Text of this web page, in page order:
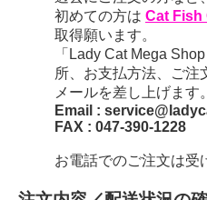
初めての方は Cat Fish
取得願います。
「Lady Cat Mega
所、お支払方法、ご注
メールを差し上げま
Email :
FAX : 047-390-1228
お電話でのご注文は受